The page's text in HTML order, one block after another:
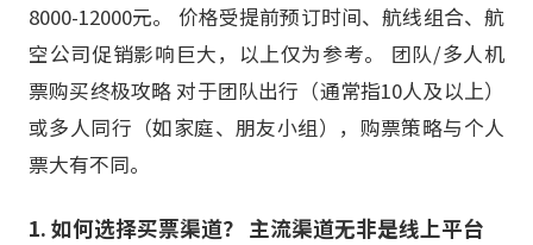
8000-12000元。 价格受提前预订时间、航线组合、航
空公司促销影响巨大，以上仅为参考。 团队/多人机
票购买终极攻略 对于团队出行（通常指10人及以上）
或多人同行（如家庭、朋友小组），购票策略与个人
票大有不同。
1. 如何选择买票渠道？ 主流渠道无非是线上平台